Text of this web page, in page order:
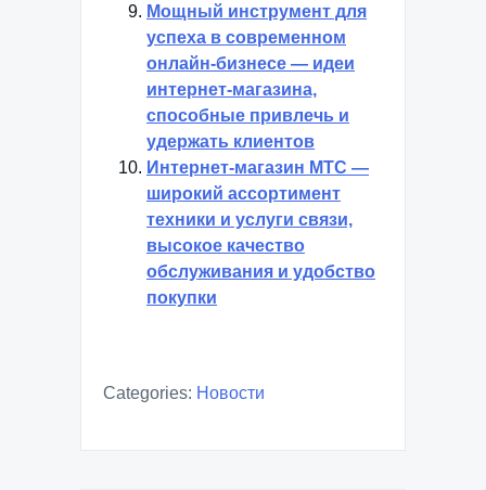
Мощный инструмент для
успеха в современном
онлайн-бизнесе — идеи
интернет-магазина,
способные привлечь и
удержать клиентов
Интернет-магазин МТС —
широкий ассортимент
техники и услуги связи,
высокое качество
обслуживания и удобство
покупки
Categories: Новости